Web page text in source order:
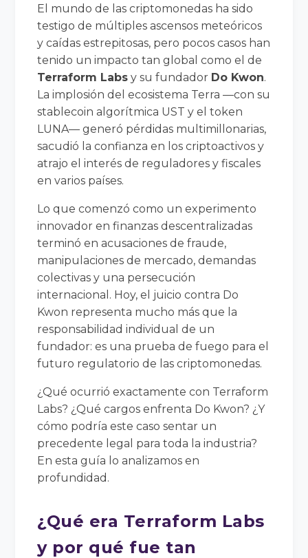
El mundo de las criptomonedas ha sido
testigo de múltiples ascensos meteóricos
y caídas estrepitosas, pero pocos casos han
tenido un impacto tan global como el de
Terraform Labs y su fundador Do Kwon.
La implosión del ecosistema Terra —con su
stablecoin algorítmica UST y el token
LUNA— generó pérdidas multimillonarias,
sacudió la confianza en los criptoactivos y
atrajo el interés de reguladores y fiscales
en varios países.
Lo que comenzó como un experimento
innovador en finanzas descentralizadas
terminó en acusaciones de fraude,
manipulaciones de mercado, demandas
colectivas y una persecución
internacional. Hoy, el juicio contra Do
Kwon representa mucho más que la
responsabilidad individual de un
fundador: es una prueba de fuego para el
futuro regulatorio de las criptomonedas.
¿Qué ocurrió exactamente con Terraform
Labs? ¿Qué cargos enfrenta Do Kwon? ¿Y
cómo podría este caso sentar un
precedente legal para toda la industria?
En esta guía lo analizamos en
profundidad.
¿Qué era Terraform Labs
y por qué fue tan